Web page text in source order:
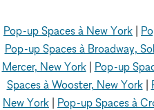
Pop-up Spaces à New York
Pop-up Spaces à Broadway,
Mercer, New York| Pop-up
Spaces à Wooster, New York|
New York
Pop-up Spaces à